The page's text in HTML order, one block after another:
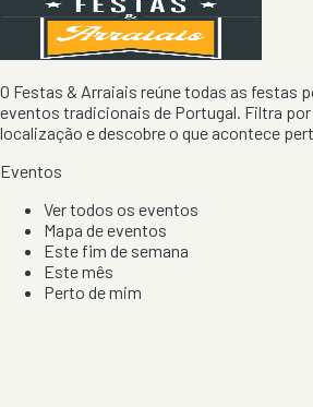
O Festas & Arraiais reúne todas as festas
eventos tradicionais de Portugal. Filtra
localização e descobre o que acontece
Eventos
Ver todos os eventos
Mapa de eventos
Este fim de semana
Este mês
Perto de mim